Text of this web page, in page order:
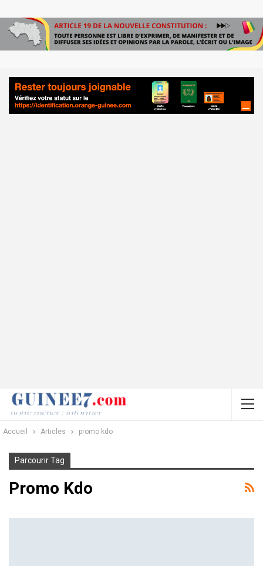
Accueil Articles promo kdo
Parcourir Tag
Promo Kdo